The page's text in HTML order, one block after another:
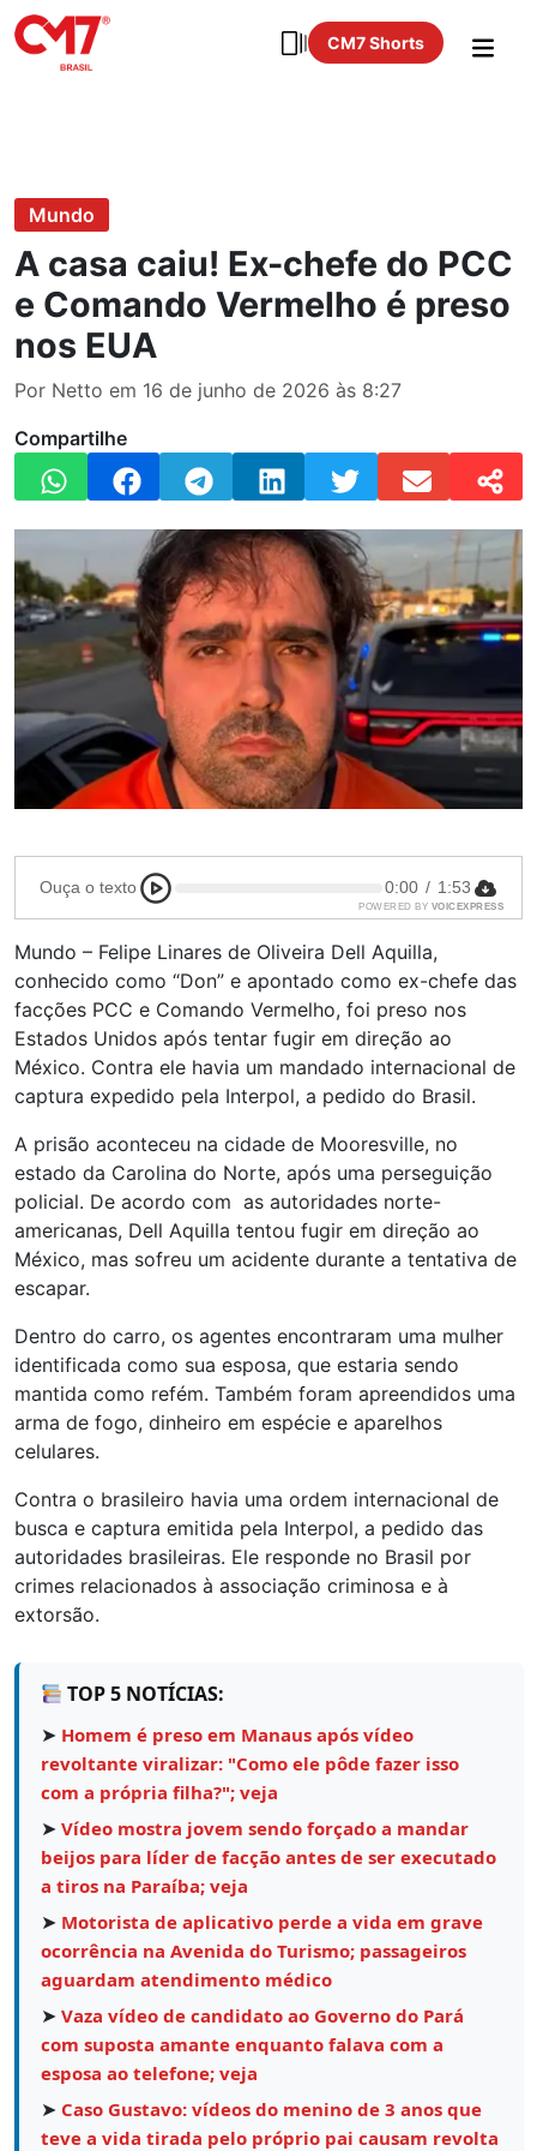
CM7 Shorts
Mundo
A casa caiu! Ex-chefe do PCC
e Comando Vermelho é preso
nos EUA
Por Netto em 16 de junho de 2026 às 8:27
Compartilhe
Ouça o texto 0:00 / 1:53
POWERED BY VOICEXPRESS
Mundo – Felipe Linares de Oliveira Dell Aquilla,
conhecido como “Don” e apontado como ex-chefe das
facções PCC e Comando Vermelho, foi preso nos
Estados Unidos após tentar fugir em direção ao
México. Contra ele havia um mandado internacional de
captura expedido pela Interpol, a pedido do Brasil.
A prisão aconteceu na cidade de Mooresville, no
estado da Carolina do Norte, após uma perseguição
policial. De acordo com as autoridades norte-
americanas, Dell Aquilla tentou fugir em direção ao
México, mas sofreu um acidente durante a tentativa de
escapar.
Dentro do carro, os agentes encontraram uma mulher
identificada como sua esposa, que estaria sendo
mantida como refém. Também foram apreendidos uma
arma de fogo, dinheiro em espécie e aparelhos
celulares.
Contra o brasileiro havia uma ordem internacional de
busca e captura emitida pela Interpol, a pedido das
autoridades brasileiras. Ele responde no Brasil por
crimes relacionados à associação criminosa e à
extorsão.
TOP 5 NOTÍCIAS:
➤ Homem é preso em Manaus após vídeo
revoltante viralizar: "Como ele pôde fazer isso
com a própria filha?"; veja
➤ Vídeo mostra jovem sendo forçado a mandar
beijos para líder de facção antes de ser executado
a tiros na Paraíba; veja
➤ Motorista de aplicativo perde a vida em grave
ocorrência na Avenida do Turismo; passageiros
aguardam atendimento médico
➤ Vaza vídeo de candidato ao Governo do Pará
com suposta amante enquanto falava com a
esposa ao telefone; veja
➤ Caso Gustavo: vídeos do menino de 3 anos que
teve a vida tirada pelo próprio pai causam revolta